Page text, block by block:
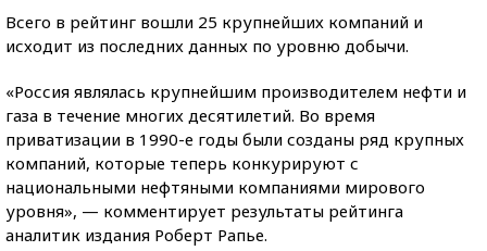
Всего в рейтинг вошли 25 крупнейших компаний и
исходит из последних данных по уровню добычи.
«Россия являлась крупнейшим производителем нефти и
газа в течение многих десятилетий. Во время
приватизации в 1990-е годы были созданы ряд крупных
компаний, которые теперь конкурируют с
национальными нефтяными компаниями мирового
уровня», — комментирует результаты рейтинга
аналитик издания Роберт Рапье.